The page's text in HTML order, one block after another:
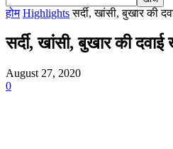
होम Highlights सर्दी, खांसी, बुखार की
सर्दी, खांसी, बुखार की
August 27, 2020
0